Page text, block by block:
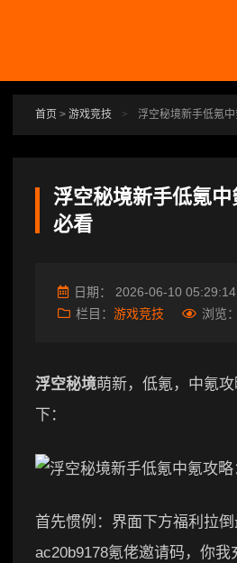
首页 > 游戏竞技 > 浮空秘境新手低氪
浮空秘境新手低氪
必看
日期： 2026-06-10 05:29:14
栏目： 游戏竞技 浏览：
浮空秘境萌新，低氪，中氪
下：
首先惯例：界面下方福利拉
ac20b9178氪佬邀请码，你